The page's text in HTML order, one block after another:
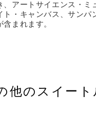
、アートサイエンス・ミ
ト・キャンバス、サンパ
含まれます。
他のスイート